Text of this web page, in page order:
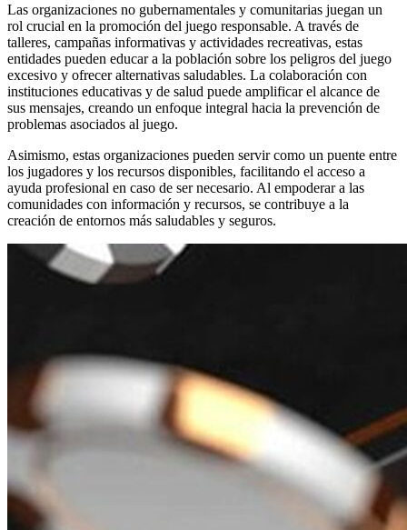
Las organizaciones no gubernamentales y comunitarias juegan un
rol crucial en la promoción del juego responsable. A través de
talleres, campañas informativas y actividades recreativas, estas
entidades pueden educar a la población sobre los peligros del juego
excesivo y ofrecer alternativas saludables. La colaboración con
instituciones educativas y de salud puede amplificar el alcance de
sus mensajes, creando un enfoque integral hacia la prevención de
problemas asociados al juego.
Asimismo, estas organizaciones pueden servir como un puente entre
los jugadores y los recursos disponibles, facilitando el acceso a
ayuda profesional en caso de ser necesario. Al empoderar a las
comunidades con información y recursos, se contribuye a la
creación de entornos más saludables y seguros.